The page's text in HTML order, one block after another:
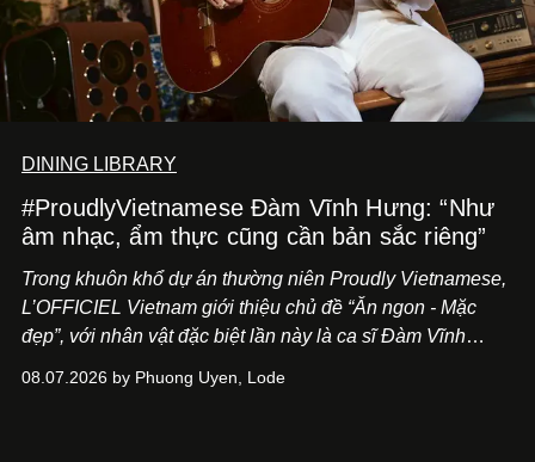
DINING LIBRARY
#ProudlyVietnamese Đàm Vĩnh Hưng: “Như
âm nhạc, ẩm thực cũng cần bản sắc riêng”
Trong khuôn khổ dự án thường niên Proudly Vietnamese,
L’OFFICIEL Vietnam giới thiệu chủ đề “Ăn ngon - Mặc
đẹp”, với nhân vật đặc biệt lần này là ca sĩ Đàm Vĩnh
Cà Phê Cà Pháo mang dấu ấn Indochine hoài niệm, thu
08.07.2026 by Phuong Uyen, Lode